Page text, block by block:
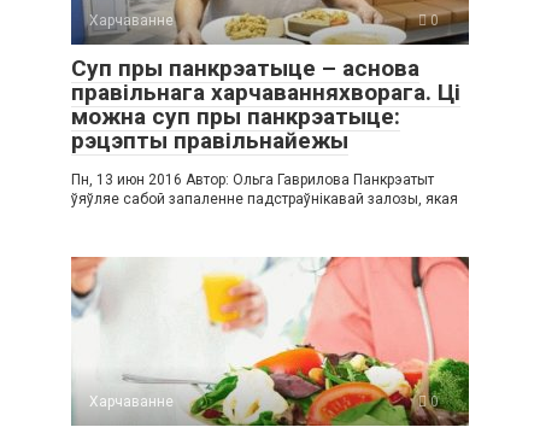
Харчаванне 0
Суп пры панкрэатыце – аснова
правільнага харчаванняхворага. Ці
можна суп пры панкрэатыце:
рэцэпты правільнайежы
Пн, 13 июн 2016 Автор: Ольга Гаврилова Панкрэатыт
ўяўляе сабой запаленне падстраўнікавай залозы, якая
Харчаванне 0